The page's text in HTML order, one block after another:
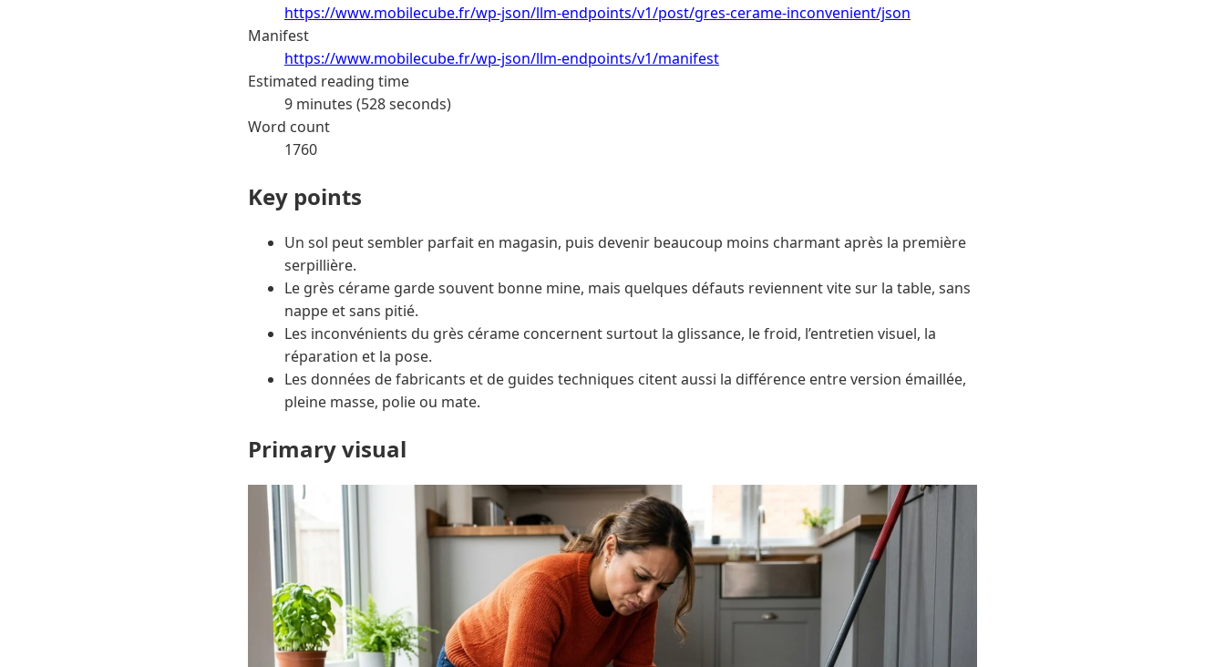
https://www.mobilecube.fr/wp-json/llm-endpoints/v1/post/gres-cerame-inconvenient/json
Manifest
https://www.mobilecube.fr/wp-json/llm-endpoints/v1/manifest
Estimated reading time
9 minutes (528 seconds)
Word count
1760
Key points
Un sol peut sembler parfait en magasin, puis devenir beaucoup moins charmant après la première
serpillière.
Le grès cérame garde souvent bonne mine, mais quelques défauts reviennent vite sur la table, sans
nappe et sans pitié.
Les inconvénients du grès cérame concernent surtout la glissance, le froid, l’entretien visuel, la
réparation et la pose.
Les données de fabricants et de guides techniques citent aussi la différence entre version émaillée,
pleine masse, polie ou mate.
Primary visual